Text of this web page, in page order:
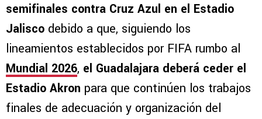
semifinales contra Cruz Azul en el Estadio
Jalisco debido a que, siguiendo los
lineamientos establecidos por FIFA rumbo al
Mundial 2026, el Guadalajara deberá ceder el
Estadio Akron para que continúen los trabajos
finales de adecuación y organización del